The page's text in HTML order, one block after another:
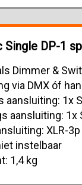
Single DP-1
Dimmer &
via DMX óf
aansluiting: 1x
aansluiting: 1x
XLR-
instelbaar
1,4 kg